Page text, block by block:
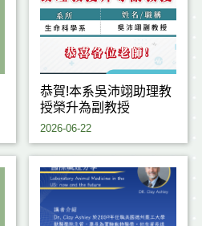
恭賀!本系吳沛翊助理教
授榮升為副教授
2026-06-22